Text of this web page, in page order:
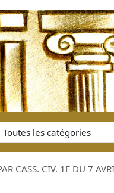
CASS. CIV. 1E DU 7